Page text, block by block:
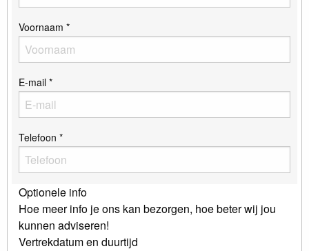
Voornaam *
E-mail *
Telefoon *
Optionele info
Hoe meer info je ons kan bezorgen, hoe beter wij jou
kunnen adviseren!
Vertrekdatum en duurtijd